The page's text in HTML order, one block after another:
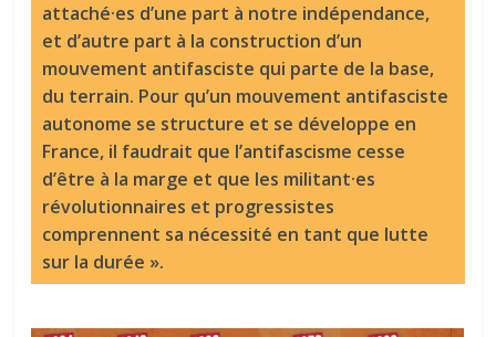
attaché·es d’une part à notre indépendance,
et d’autre part à la construction d’un
mouvement antifasciste qui parte de la base,
du terrain. Pour qu’un mouvement antifasciste
autonome se structure et se développe en
France, il faudrait que l’antifascisme cesse
d’être à la marge et que les militant·es
révolutionnaires et progressistes
comprennent sa nécessité en tant que lutte
sur la durée ».